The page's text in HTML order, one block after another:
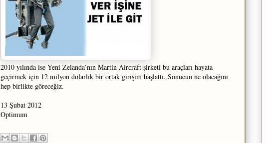
2010 yılında ise Yeni Zelanda’nın Martin Aircraft şirketi bu araçları hayata
geçirmek için 12 milyon dolarlık bir ortak girişim başlattı. Sonucun ne olacağını
hep birlikte göreceğiz.
13 Şubat 2012
Optimum